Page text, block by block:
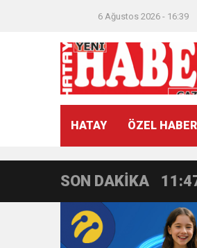
6 Ağustos 2026 - 16:39
HATAY ÖZEL HABER
SON DAKİKA